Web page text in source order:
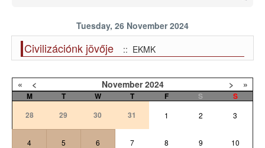
Tuesday, 26 November 2024
Civilizációnk jövője :: EKMK
« < November 2024 > »
M T W T F S
S
28
29 30 31 1 2 3
4 5 6 7 8 9 10